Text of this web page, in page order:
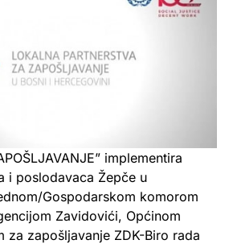
implementira
i poslodavaca Žepče u
Gospodarskom komorom
Zavidovići, Općinom
za zapošljavanje ZDK-Biro rada